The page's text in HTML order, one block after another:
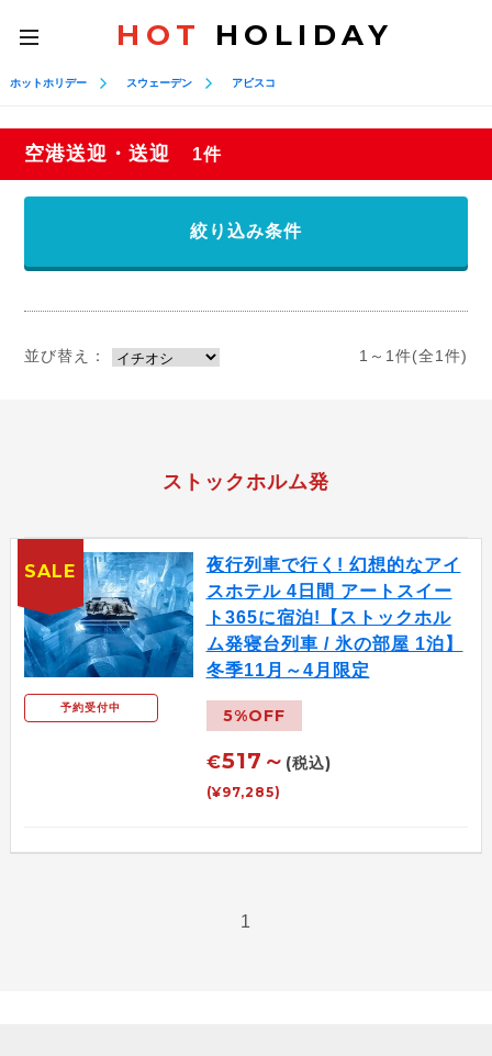
toggle
navigation
HOT HOLIDAY
ホットホリデー スウェーデン アビスコ
空港送迎・送迎 1件
絞り込み条件
並び替え： 1～1件(全1件)
ストックホルム発
予約受付中
夜行列車で行く! 幻想的なアイ
スホテル 4日間 アートスイー
ト365に宿泊!【ストックホル
ム発寝台列車 / 氷の部屋 1泊】
冬季11月～4月限定
5%OFF
€517～ (税込)
(¥97,285)
SALE
1